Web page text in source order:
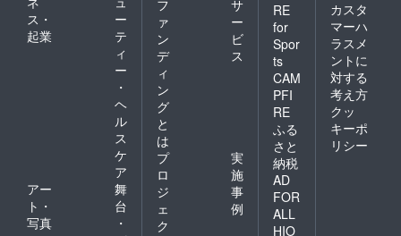
ス・
起業
ー
テ
ィ
ー
・
ヘ
ル
ス
ケ
ア
アー
ト・
写真
舞
台
・
フ
ァ
ン
デ
ィ
ン
グ
と
は
サ
ー
ビ
ス
プ
ロ
ジ
ェ
ク
実
施
事
例
RE
for
Spor
ts
CAM
PFI
RE
ふる
さと
納税
AD
FOR
ALL
HIO
カスタ
マーハ
ラスメ
ントに
対する
考え方
クッ
キーポ
リシー